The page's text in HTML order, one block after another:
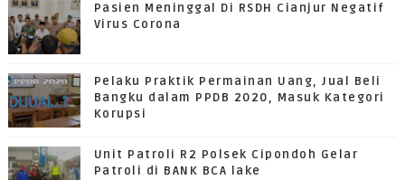
Pasien Meninggal Di RSDH Cianjur Negatif
Virus Corona
Pelaku Praktik Permainan Uang, Jual Beli
Bangku dalam PPDB 2020, Masuk Kategori
Korupsi
Unit Patroli R2 Polsek Cipondoh Gelar
Patroli di BANK BCA lake